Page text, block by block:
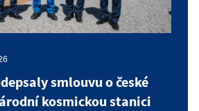
smlouvu o české
kosmickou stanici